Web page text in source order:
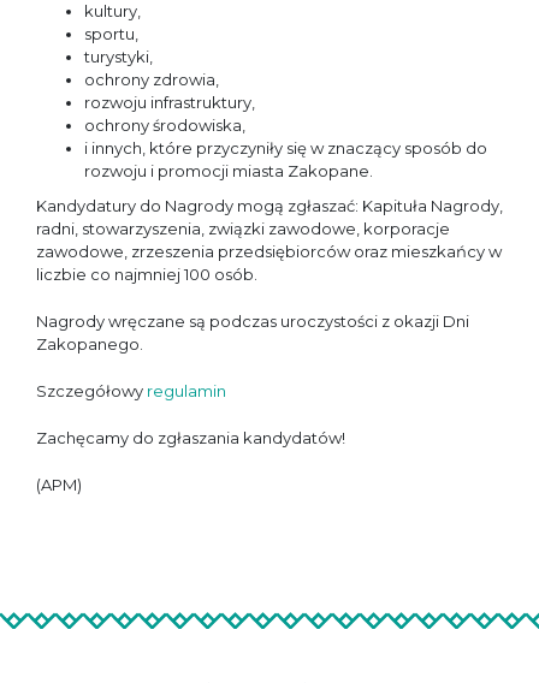
kultury,
sportu,
turystyki,
ochrony zdrowia,
rozwoju infrastruktury,
ochrony środowiska,
i innych, które przyczyniły się w znaczący sposób do
rozwoju i promocji miasta Zakopane.
Kandydatury do Nagrody mogą zgłaszać: Kapituła Nagrody,
radni, stowarzyszenia, związki zawodowe, korporacje
zawodowe, zrzeszenia przedsiębiorców oraz mieszkańcy w
liczbie co najmniej 100 osób.
Nagrody wręczane są podczas uroczystości z okazji Dni
Zakopanego.
Szczegółowy regulamin
Zachęcamy do zgłaszania kandydatów!
(APM)